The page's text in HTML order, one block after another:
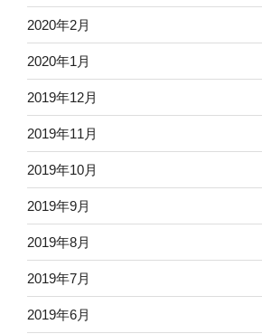
2020年2月
2020年1月
2019年12月
2019年11月
2019年10月
2019年9月
2019年8月
2019年7月
2019年6月